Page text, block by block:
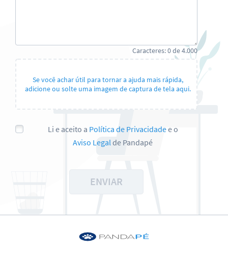
Caracteres:0de4.000
Se você achar útil para tornar a ajuda mais rápida,
adicione ou solte uma imagem de captura de tela aqui.
Li e aceito a Política de Privacidadee o
Aviso Legalde Pandapé
ENVIAR